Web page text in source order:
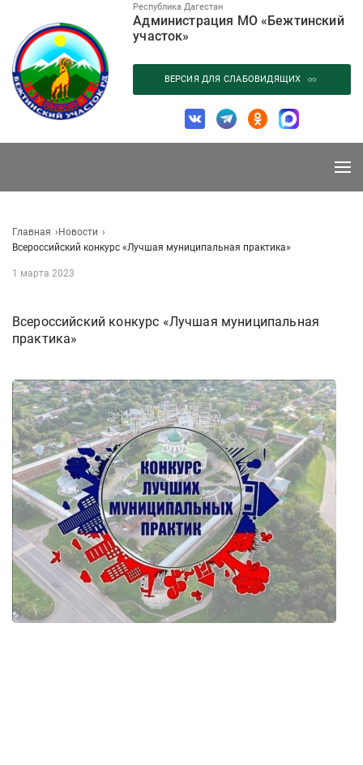
содержанию
Республика Дагестан
Администрация МО «Бежтинский
участок»
ВЕРСИЯ ДЛЯ СЛАБОВИДЯЩИХ
Главная
Новости
Всероссийский конкурс «Лучшая муниципальная практика»
1 марта 2023
Всероссийский конкурс «Лучшая муниципальная
практика»